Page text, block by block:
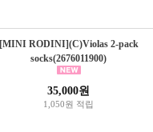
[MINI RODINI](C)Violas 2-pack
socks(2676011900)
35,000원
1,050원 적립